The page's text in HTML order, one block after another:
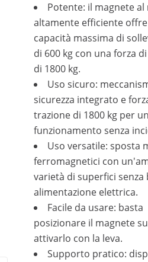
Potente: il magnete
altamente efficiente
capacità massima di
di 600 kg con una forza
di 1800 kg.
Uso sicuro:
sicurezza integrato e
trazione di 1800 kg per un
funzionamento senza
Uso versatile: sposta
ferromagnetici con
varietà di superfici senza
alimentazione elettrica.
Facile da usare: basta
posizionare il magnete
attivarlo con la leva.
Supporto pratico: